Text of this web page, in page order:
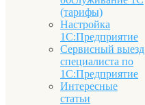
(тарифы)
Настройка
1С:Предприятие
Сервисный выезд
специалиста по
1С:Предприятие
Интересные
статьи